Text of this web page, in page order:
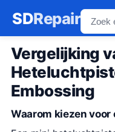
SDRepair
Vergelijking
Embossing
Waarom kiezen